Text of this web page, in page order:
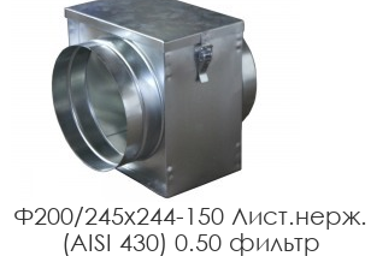
Ф200/245x244-150 Лист.нерж.
(AISI 430) 0.50 фильтр